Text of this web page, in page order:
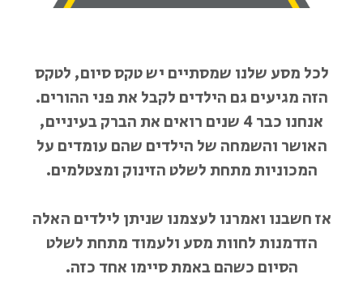
לכל מסע שלנו שמסתיים יש טקס סיום, לטקס
הזה מגיעים גם הילדים לקבל את פני ההורים.
אנחנו כבר 4 שנים רואים את הברק בעיניים,
האושר והשמחה של הילדים שהם עומדים על
המכוניות מתחת לשלט הזינוק ומצטלמים.
אז חשבנו ואמרנו לעצמנו שניתן לילדים האלה
הזדמנות לחוות מסע ולעמוד מתחת לשלט
הסיום כשהם באמת סיימו אחד כזה.